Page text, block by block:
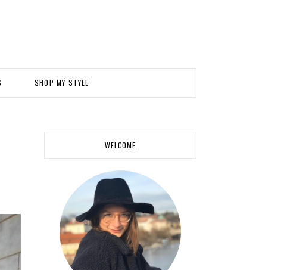
SHOP MY STYLE
WELCOME